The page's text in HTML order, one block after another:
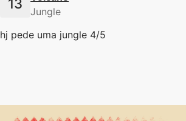
Jungle
hj pede uma jungle 4/5